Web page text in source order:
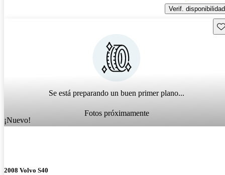
Verif. disponibilidad
Se está preparando un buen primer plano...
Fotos próximamente
¡Nuevo!
2008 Volvo S40